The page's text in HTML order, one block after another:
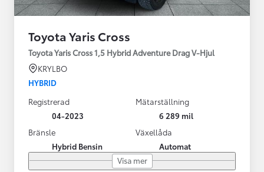
Toyota Yaris Cross
Toyota Yaris Cross 1,5 Hybrid Adventure Drag V-Hjul
KRYLBO
HYBRID
Registrerad
04-2023
Mätarställning
6 289 mil
Bränsle
Hybrid Bensin
Växellåda
Automat
Visa mer